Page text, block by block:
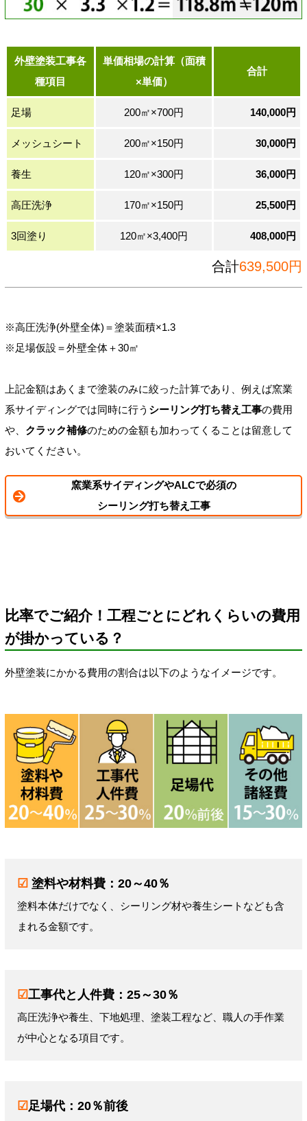
外壁塗装工事各
種項目
単価相場の計算（面積
×単価）
合計
足場 200㎡×700円 140,000円
メッシュシート 200㎡×150円 30,000円
養生 120㎡×300円 36,000円
高圧洗浄 170㎡×150円 25,500円
3回塗り 120㎡×3,400円 408,000円
合計639,500円
※高圧洗浄(外壁全体)＝塗装面積×1.3
※足場仮設＝外壁全体＋30㎡
上記金額はあくまで塗装のみに絞った計算であり、例えば窯業
系サイディングでは同時に行う シーリング打ち替え工事の費用
や、 クラック補修のための金額も加わってくることは留意して
おいてください。
窯業系サイディングやALCで必須の
シーリング打ち替え工事
比率でご紹介！工程ごとにどれくらいの費用
が掛かっている？
外壁塗装にかかる費用の割合は以下のようなイメージです。
☑ 塗料や材料費：20～40％
塗料本体だけでなく、シーリング材や養生シートなども含
まれる金額です。
☑工事代と人件費：25～30％
高圧洗浄や養生、下地処理、塗装工程など、職人の手作業
が中心となる項目です。
☑足場代：20％前後